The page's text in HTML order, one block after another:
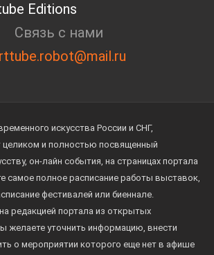
Editions
Связь с нами
искусства России и СНГ,
целиком и полностью посвященный
он-лайн события, на страницах портала
самое полное расписание работы выставок,
фестивалей или биеннале.
редакцией портала из открытых
желаете уточнить информацию, внести
о мероприятии которого еще нет в афише